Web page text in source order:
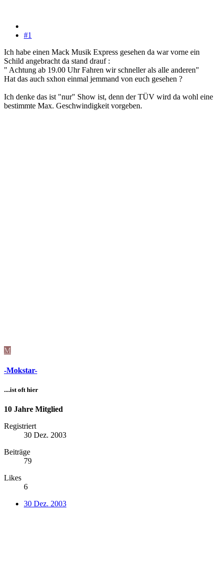
#1
Ich habe einen Mack Musik Express gesehen da war vorne ein
Schild angebracht da stand drauf :
" Achtung ab 19.00 Uhr Fahren wir schneller als alle anderen"
Hat das auch sxhon einmal jemmand von euch gesehen ?
Ich denke das ist "nur" Show ist, denn der TÜV wird da wohl eine
bestimmte Max. Geschwindigkeit vorgeben.
M
-Mokstar-
....ist oft hier
10 Jahre Mitglied
Registriert
30 Dez. 2003
Beiträge
79
Likes
6
30 Dez. 2003